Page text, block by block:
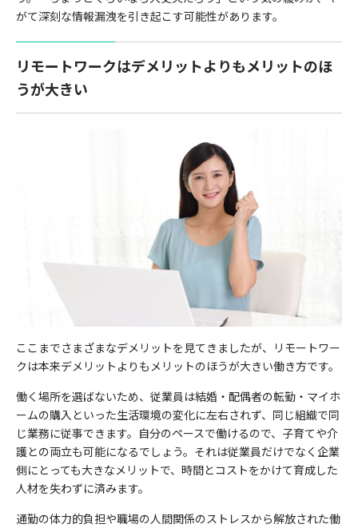
がて深刻な情報漏洩を引き起こす可能性があります。
リモートワークはデメリットよりもメリットのほ
うが大きい
ここまでさまざまなデメリットを見てきましたが、リモートワー
クは本来デメリットよりもメリットのほうが大きい働き方です。
働く場所を選ばないため、従業員は結婚・配偶者の転勤・マイホ
ームの購入といった生活環境の変化に左右されず、同じ組織で同
じ業務に従事できます。自分のペースで働けるので、子育てや介
護との両立も可能になるでしょう。それは従業員だけでなく企業
側にとっても大きなメリットで、時間とコストをかけて育成した
人材を失わずに済みます。
通勤の体力的負担や職場の人間関係のストレスから解放された働